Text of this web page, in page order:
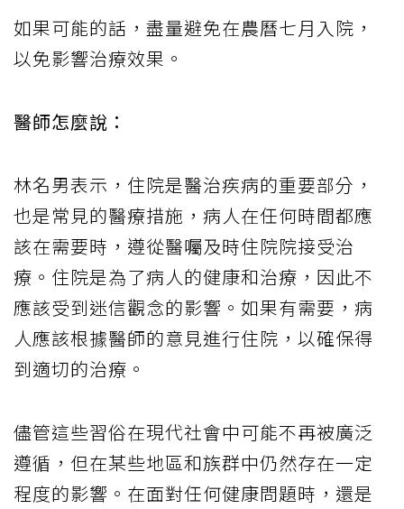
如果可能的話，盡量避免在農曆七月入院，
以免影響治療效果。
醫師怎麼說：
林名男表示，住院是醫治疾病的重要部分，
也是常見的醫療措施，病人在任何時間都應
該在需要時，遵從醫囑及時住院院接受治
療。住院是為了病人的健康和治療，因此不
應該受到迷信觀念的影響。如果有需要，病
人應該根據醫師的意見進行住院，以確保得
到適切的治療。
儘管這些習俗在現代社會中可能不再被廣泛
遵循，但在某些地區和族群中仍然存在一定
程度的影響。在面對任何健康問題時，還是